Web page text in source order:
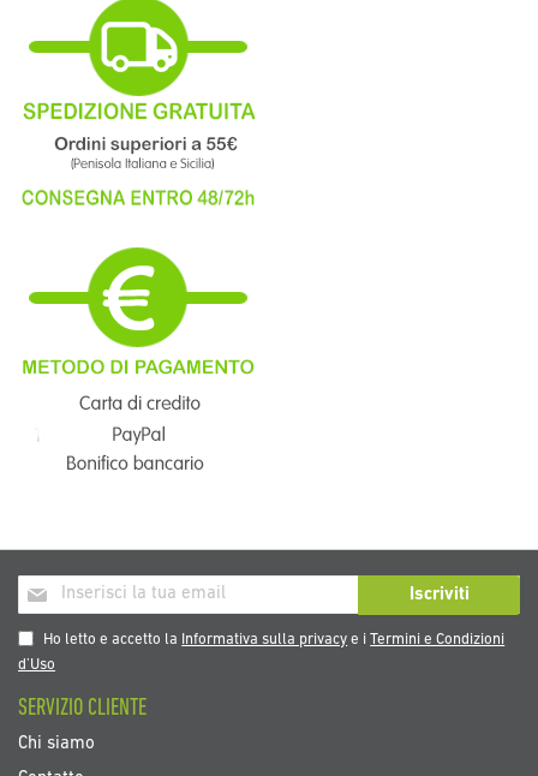
Iscriviti
alla
nostra
Newsletter:
Iscriviti
Ho letto e accetto la Informativa sulla privacy e iTermini e Condizioni
d’Uso
SERVIZIO CLIENTE
Chi siamo